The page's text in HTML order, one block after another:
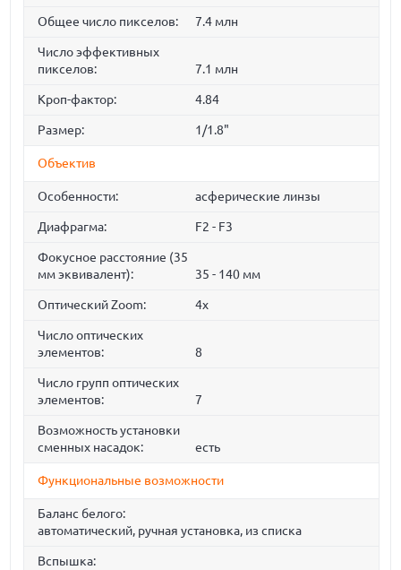
Общее число пикселов: 7.4 млн
Число эффективных
пикселов:
7.1 млн
Кроп-фактор: 4.84
Размер: 1/1.8"
Объектив
Особенности: асферические линзы
Диафрагма: F2 - F3
Фокусное расстояние (35
мм эквивалент):
35 - 140 мм
Оптический Zoom: 4x
Число оптических
элементов:
8
Число групп оптических
элементов:
7
Возможность установки
сменных насадок:
есть
Функциональные возможности
Баланс белого:
автоматический, ручная установка, из списка
Вспышка: